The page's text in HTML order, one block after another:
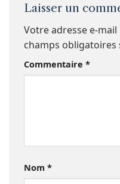
Laisser un
Votre adresse e-
champs obligatoires
Commentaire *
Nom *